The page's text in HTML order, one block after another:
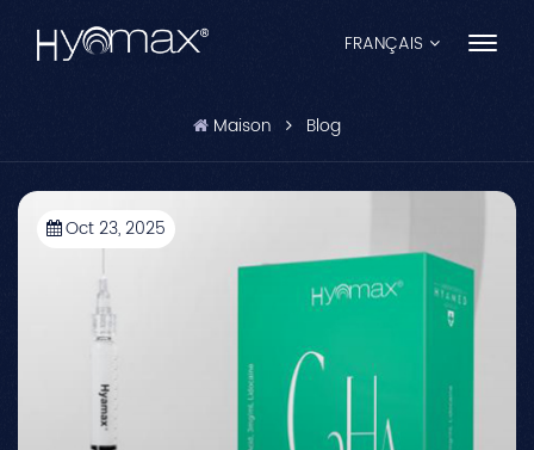
FRANÇAIS
Français
Pусский
Português
العربية
Maison Blog
Oct 23, 2025